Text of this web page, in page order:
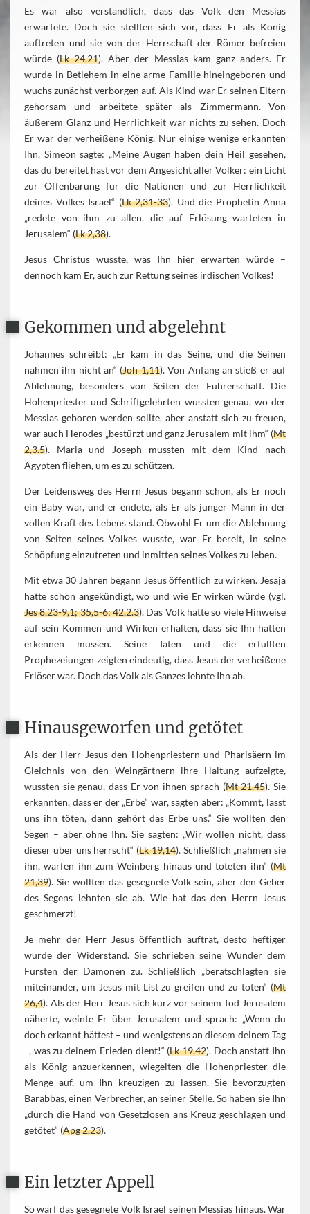
Es war also verständlich, dass das Volk den Messias
erwartete. Doch sie stellten sich vor, dass Er als König
auftreten und sie von der Herrschaft der Römer befreien
würde (Lk 24,21). Aber der Messias kam ganz anders. Er
wurde in Betlehem in eine arme Familie hineingeboren und
wuchs zunächst verborgen auf. Als Kind war Er seinen Eltern
gehorsam und arbeitete später als Zimmermann. Von
äußerem Glanz und Herrlichkeit war nichts zu sehen. Doch
Er war der verheißene König. Nur einige wenige erkannten
Ihn. Simeon sagte: „Meine Augen haben dein Heil gesehen,
das du bereitet hast vor dem Angesicht aller Völker: ein Licht
zur Offenbarung für die Nationen und zur Herrlichkeit
deines Volkes Israel“ (Lk 2,31-33). Und die Prophetin Anna
„redete von ihm zu allen, die auf Erlösung warteten in
Jerusalem“ (Lk 2,38).
Jesus Christus wusste, was Ihn hier erwarten würde –
dennoch kam Er, auch zur Rettung seines irdischen Volkes!
Gekommen und abgelehnt
Johannes schreibt: „Er kam in das Seine, und die Seinen
nahmen ihn nicht an“ (Joh 1,11). Von Anfang an stieß er auf
Ablehnung, besonders von Seiten der Führerschaft. Die
Hohenpriester und Schriftgelehrten wussten genau, wo der
Messias geboren werden sollte, aber anstatt sich zu freuen,
war auch Herodes „bestürzt und ganz Jerusalem mit ihm“ (Mt
2,3.5). Maria und Joseph mussten mit dem Kind nach
Ägypten fliehen, um es zu schützen.
Der Leidensweg des Herrn Jesus begann schon, als Er noch
ein Baby war, und er endete, als Er als junger Mann in der
vollen Kraft des Lebens stand. Obwohl Er um die Ablehnung
von Seiten seines Volkes wusste, war Er bereit, in seine
Schöpfung einzutreten und inmitten seines Volkes zu leben.
Mit etwa 30 Jahren begann Jesus öffentlich zu wirken. Jesaja
hatte schon angekündigt, wo und wie Er wirken würde (vgl.
Jes 8,23-9,1; 35,5-6; 42,2.3). Das Volk hatte so viele Hinweise
auf sein Kommen und Wirken erhalten, dass sie Ihn hätten
erkennen müssen. Seine Taten und die erfüllten
Prophezeiungen zeigten eindeutig, dass Jesus der verheißene
Erlöser war. Doch das Volk als Ganzes lehnte Ihn ab.
Hinausgeworfen und getötet
Als der Herr Jesus den Hohenpriestern und Pharisäern im
Gleichnis von den Weingärtnern ihre Haltung aufzeigte,
wussten sie genau, dass Er von ihnen sprach (Mt 21,45). Sie
erkannten, dass er der „Erbe“ war, sagten aber: „Kommt, lasst
uns ihn töten, dann gehört das Erbe uns.“ Sie wollten den
Segen – aber ohne Ihn. Sie sagten: „Wir wollen nicht, dass
dieser über uns herrscht“ (Lk 19,14). Schließlich „nahmen sie
ihn, warfen ihn zum Weinberg hinaus und töteten ihn“ (Mt
21,39). Sie wollten das gesegnete Volk sein, aber den Geber
des Segens lehnten sie ab. Wie hat das den Herrn Jesus
geschmerzt!
Je mehr der Herr Jesus öffentlich auftrat, desto heftiger
wurde der Widerstand. Sie schrieben seine Wunder dem
Fürsten der Dämonen zu. Schließlich „beratschlagten sie
miteinander, um Jesus mit List zu greifen und zu töten“ (Mt
26,4). Als der Herr Jesus sich kurz vor seinem Tod Jerusalem
näherte, weinte Er über Jerusalem und sprach: „Wenn du
doch erkannt hättest – und wenigstens an diesem deinem Tag
–, was zu deinem Frieden dient!“ (Lk 19,42). Doch anstatt Ihn
als König anzuerkennen, wiegelten die Hohenpriester die
Menge auf, um Ihn kreuzigen zu lassen. Sie bevorzugten
Barabbas, einen Verbrecher, an seiner Stelle. So haben sie Ihn
„durch die Hand von Gesetzlosen ans Kreuz geschlagen und
getötet“ (Apg 2,23).
Ein letzter Appell
So warf das gesegnete Volk Israel seinen Messias hinaus. War